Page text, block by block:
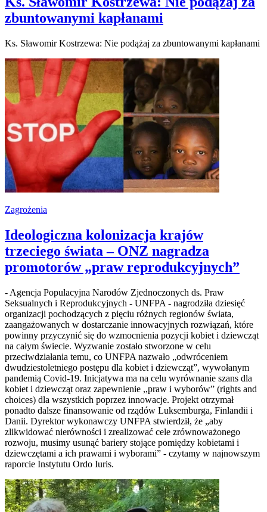
zbuntowanymi kapłanami
Ks. Sławomir Kostrzewa: Nie podążaj za zbuntowanymi kapłanami
Zagrożenia
Ideologiczna kolonizacja krajów
trzeciego świata – ONZ nagradza
promotorów „praw reprodukcyjnych”
- Agencja Populacyjna Narodów Zjednoczonych ds. Praw
Seksualnych i Reprodukcyjnych - UNFPA - nagrodziła dziesięć
organizacji pochodzących z pięciu różnych regionów świata,
zaangażowanych w dostarczanie innowacyjnych rozwiązań, które
powinny przyczynić się do wzmocnienia pozycji kobiet i dziewcząt
na całym świecie. Wyzwanie zostało stworzone w celu
przeciwdziałania temu, co UNFPA nazwało „odwróceniem
dwudziestoletniego postępu dla kobiet i dziewcząt”, wywołanym
pandemią Covid-19. Inicjatywa ma na celu wyrównanie szans dla
kobiet i dziewcząt oraz zapewnienie ,,praw i wyborów” (rights and
choices) dla wszystkich poprzez innowacje. Projekt otrzymał
ponadto dalsze finansowanie od rządów Luksemburga, Finlandii i
Danii. Dyrektor wykonawczy UNFPA stwierdził, że „aby
zlikwidować nierówności i zrealizować cele zrównoważonego
rozwoju, musimy usunąć bariery stojące pomiędzy kobietami i
dziewczętami a ich prawami i wyborami” - czytamy w najnowszym
raporcie Instytutu Ordo Iuris.